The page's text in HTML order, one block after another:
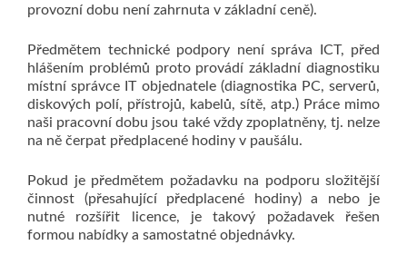
provozní dobu není zahrnuta v základní ceně).
Předmětem technické podpory není správa ICT, před
hlášením problémů proto provádí základní diagnostiku
místní správce IT objednatele (diagnostika PC, serverů,
diskových polí, přístrojů, kabelů, sítě, atp.) Práce mimo
naši pracovní dobu jsou také vždy zpoplatněny, tj. nelze
na ně čerpat předplacené hodiny v paušálu.
Pokud je předmětem požadavku na podporu složitější
činnost (přesahující předplacené hodiny) a nebo je
nutné rozšířit licence, je takový požadavek řešen
formou nabídky a samostatné objednávky.